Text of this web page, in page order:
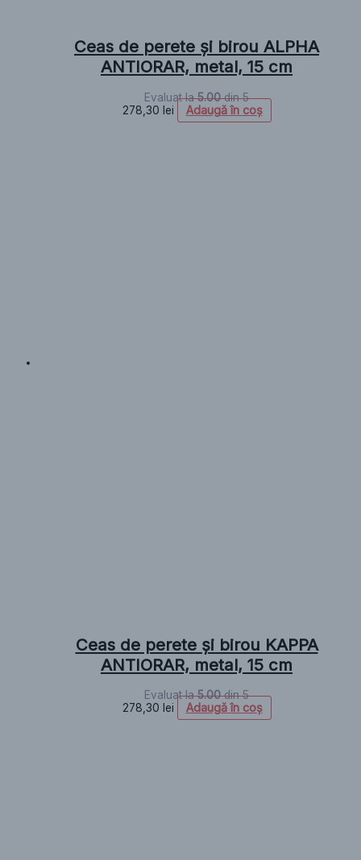
Ceas de perete și birou ALPHA
ANTIORAR, metal, 15 cm
Evaluat la5.00din 5
278,30 lei Adaugă în coș
Ceas de perete și birou KAPPA
ANTIORAR, metal, 15 cm
Evaluat la5.00din 5
278,30 lei Adaugă în coș